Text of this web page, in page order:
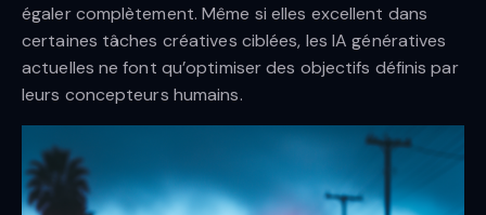
égaler complètement. Même si elles excellent dans
certaines tâches créatives ciblées, les IA génératives
actuelles ne font qu’optimiser des objectifs définis par
leurs concepteurs humains.